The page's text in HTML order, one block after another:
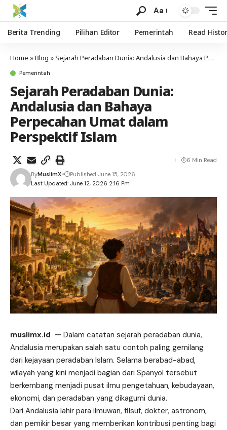
Aa
Berita Trending Pilihan Editor Pemerintah Read
Home »Blog »Sejarah Peradaban Dunia: Andalusia dan Bahaya Perpecahan Umat dalam Perspektif Islam
Pemerintah
Sejarah Peradaban Dunia:
Andalusia dan Bahaya
Perpecahan Umat dalam
Perspektif Islam
Last Updated: June 12, 2026 2:16 Pm
ByMuslimX Published June 15, 2026
6 Min Read
muslimx.id — Dalam catatan sejarah peradaban dunia,
Andalusia merupakan salah satu contoh paling gemilang
dari kejayaan peradaban Islam. Selama berabad-abad,
wilayah yang kini menjadi bagian dari Spanyol tersebut
berkembang menjadi pusat ilmu pengetahuan, kebudayaan,
ekonomi, dan peradaban yang dikagumi dunia.
Dari Andalusia lahir para ilmuwan, filsuf, dokter, astronom,
dan pemikir besar yang memberikan kontribusi penting bagi